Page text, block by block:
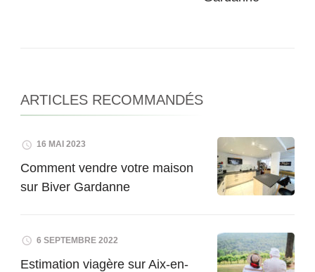
ARTICLES RECOMMANDÉS
16 MAI 2023
Comment vendre votre maison
sur Biver Gardanne
6 SEPTEMBRE 2022
Estimation viagère sur Aix-en-